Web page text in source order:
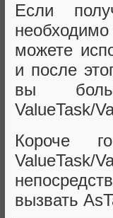
Если
можете
и после
вы
ValueTask/
Короче
вызвать